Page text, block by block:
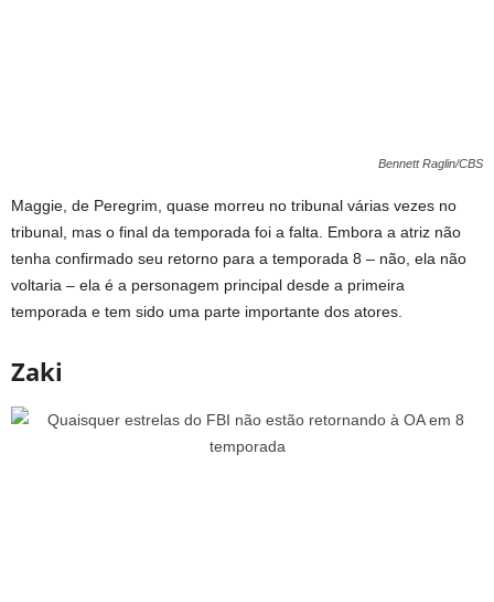
Bennett Raglin/CBS
Maggie, de Peregrim, quase morreu no tribunal várias vezes no
tribunal, mas o final da temporada foi a falta. Embora a atriz não
tenha confirmado seu retorno para a temporada 8 – não, ela não
voltaria – ela é a personagem principal desde a primeira
temporada e tem sido uma parte importante dos atores.
Zaki